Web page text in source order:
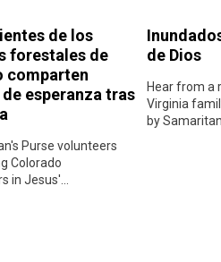
de los
forestales de
comparten
esperanza tras
Purse volunteers
Colorado
in Jesus'...
de Dios
Hear from a
Virginia
by